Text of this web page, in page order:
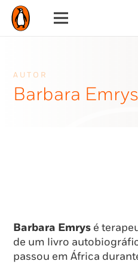
AUTOR
Barbara Emrys
Barbara Emrys é
de um livro
passou em África